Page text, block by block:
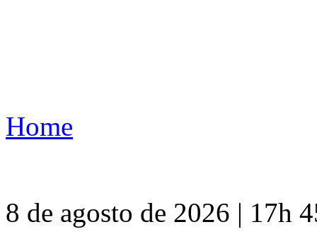
Home
8 de agosto de 2026 | 17h